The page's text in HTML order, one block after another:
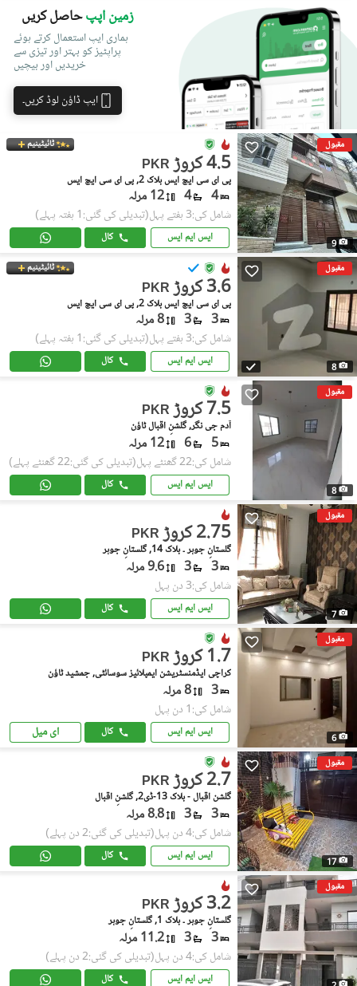
زمین اپپحاصل کریں
ہماری ایپ استعمال کرتے ہوئے
پراپٹیز کو بہتر اور تیزی سے
خریدیں اور بیچیں
ایپ ڈاؤن لوڈ کریں۔
مقبول
9
ٹائیٹینیم
PKR 4.5 کروڑ
پی ای سی ایچ ایس بلاک 2, پی ای سی ایچ ایس
4
4 12 مرلہ
شامل کی:3 ہفتے پہل (تبدیلی کی گئی:1 ہفتہ پہلے)
ایس ایم ایس کال
مقبول
8
ٹائیٹینیم
PKR 3.6 کروڑ
پی ای سی ایچ ایس بلاک 2, پی ای سی ایچ ایس
3
3 8 مرلہ
شامل کی:3 ہفتے پہل (تبدیلی کی گئی:1 ہفتہ پہلے)
ایس ایم ایس کال
مقبول
8
PKR 7.5 کروڑ
آدم جی نگر, گلشنِ اقبال ٹاؤن
5
6 12 مرلہ
شامل کی:22 گھنٹے پہل (تبدیلی کی گئی:22 گھنٹے پہلے)
ایس ایم ایس کال
مقبول
7
PKR 2.75 کروڑ
گلستانِِ جوہر ۔ بلاک 14, گلستانِ جوہر
3
3 9.6 مرلہ
شامل کی:3 دن پہل
ایس ایم ایس کال
مقبول
6
PKR 1.7 کروڑ
کراچی ایڈمنسٹریشن ایمپلائیز سوسائٹی, جمشید ٹاؤن
3 8 مرلہ
شامل کی:1 دن پہل
ایس ایم ایس کال ای میل
مقبول
17
PKR 2.7 کروڑ
گلشن اقبال - بلاک 13-ڈی2, گلشنِ اقبال
3
3 8.8 مرلہ
شامل کی:4 دن پہل (تبدیلی کی گئی:2 دن پہلے)
ایس ایم ایس کال
مقبول
PKR 3.2 کروڑ
گلستانِِ جوہر ۔ بلاک 1, گلستانِ جوہر
3
3 11.2 مرلہ
شامل کی:4 دن پہل (تبدیلی کی گئی:2 دن پہلے)
ایس ایم ایس کال